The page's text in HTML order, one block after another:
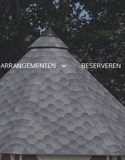
ARRANGEMENTEN RESERVEREN